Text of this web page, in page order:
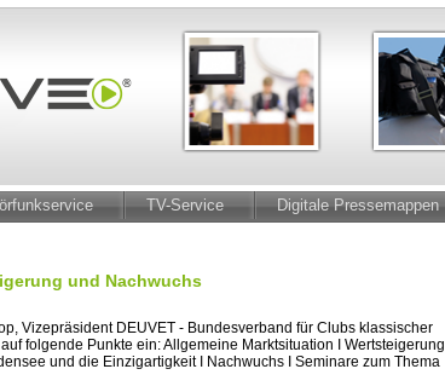
TV-Service Digitale Pressemappen
und Nachwuchs
Vizepräsident DEUVET - Bundesverband für Clubs klassischer
folgende Punkte ein: Allgemeine Marktsituation I Wertsteigerung
und die Einzigartigkeit I Nachwuchs I Seminare zum Thema